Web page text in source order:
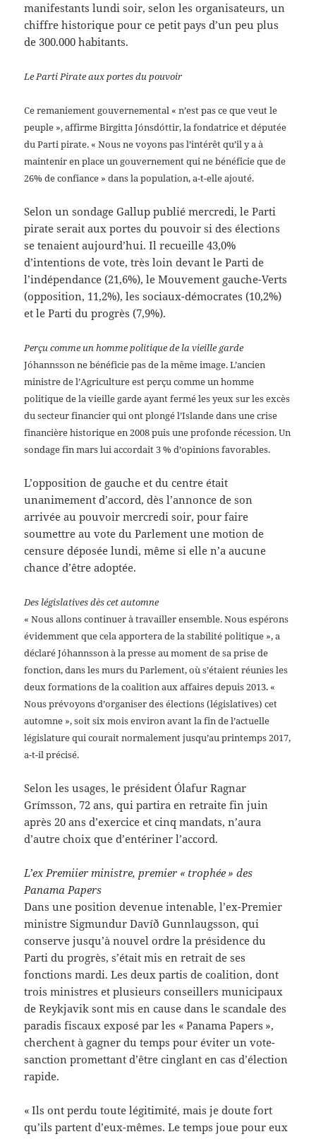
manifestants lundi soir, selon les organisateurs, un
chiffre historique pour ce petit pays d’un peu plus
de 300.000 habitants.
Le Parti Pirate aux portes du pouvoir
Ce remaniement gouvernemental « n’est pas ce que veut le
peuple », affirme Birgitta Jónsdóttir, la fondatrice et députée
du Parti pirate. « Nous ne voyons pas l’intérêt qu’il y a à
maintenir en place un gouvernement qui ne bénéficie que de
26% de confiance » dans la population, a-t-elle ajouté.
Selon un sondage Gallup publié mercredi, le Parti
pirate serait aux portes du pouvoir si des élections
se tenaient aujourd’hui. Il recueille 43,0%
d’intentions de vote, très loin devant le Parti de
l’indépendance (21,6%), le Mouvement gauche-Verts
(opposition, 11,2%), les sociaux-démocrates (10,2%)
et le Parti du progrès (7,9%).
Perçu comme un homme politique de la vieille garde
Jóhannsson ne bénéficie pas de la même image. L’ancien
ministre de l’Agriculture est perçu comme un homme
politique de la vieille garde ayant fermé les yeux sur les excès
du secteur financier qui ont plongé l’Islande dans une crise
financière historique en 2008 puis une profonde récession. Un
sondage fin mars lui accordait 3 % d’opinions favorables.
L’opposition de gauche et du centre était
unanimement d’accord, dès l’annonce de son
arrivée au pouvoir mercredi soir, pour faire
soumettre au vote du Parlement une motion de
censure déposée lundi, même si elle n’a aucune
chance d’être adoptée.
Des législatives dès cet automne
« Nous allons continuer à travailler ensemble. Nous espérons
évidemment que cela apportera de la stabilité politique », a
déclaré Jóhannsson à la presse au moment de sa prise de
fonction, dans les murs du Parlement, où s’étaient réunies les
deux formations de la coalition aux affaires depuis 2013. «
Nous prévoyons d’organiser des élections (législatives) cet
automne », soit six mois environ avant la fin de l’actuelle
législature qui courait normalement jusqu’au printemps 2017,
a-t-il précisé.
Selon les usages, le président Ólafur Ragnar
Grímsson, 72 ans, qui partira en retraite fin juin
après 20 ans d’exercice et cinq mandats, n’aura
d’autre choix que d’entériner l’accord.
L’ex Premiier ministre, premier « trophée » des
Panama Papers
Dans une position devenue intenable, l’ex-Premier
ministre Sigmundur Davíð Gunnlaugsson, qui
conserve jusqu’à nouvel ordre la présidence du
Parti du progrès, s’était mis en retrait de ses
fonctions mardi. Les deux partis de coalition, dont
trois ministres et plusieurs conseillers municipaux
de Reykjavik sont mis en cause dans le scandale des
paradis fiscaux exposé par les « Panama Papers »,
cherchent à gagner du temps pour éviter un vote-
sanction promettant d’être cinglant en cas d’élection
rapide.
« Ils ont perdu toute légitimité, mais je doute fort
qu’ils partent d’eux-mêmes. Le temps joue pour eux